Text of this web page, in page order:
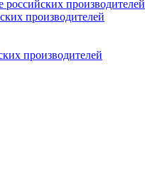
российских производителей
производителей
производителей